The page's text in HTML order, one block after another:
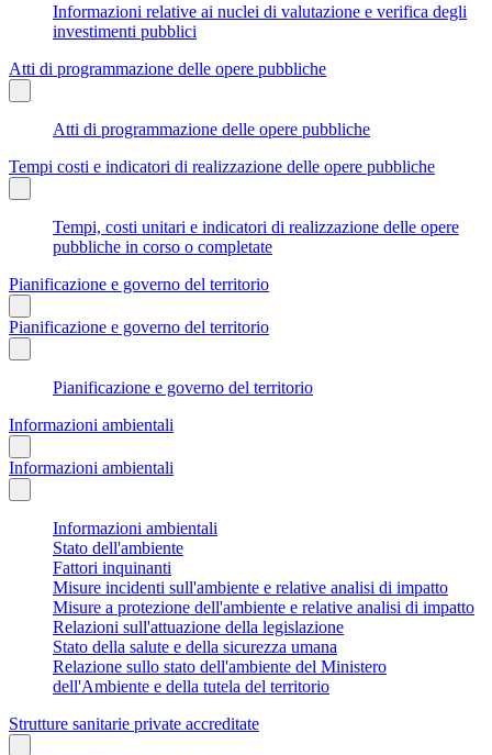
Informazioni relative ai nuclei di valutazione e verifica degli
investimenti pubblici
Atti di programmazione delle opere pubbliche
Atti di programmazione delle opere pubbliche
Tempi costi e indicatori di realizzazione delle opere pubbliche
Tempi, costi unitari e indicatori di realizzazione delle opere
pubbliche in corso o completate
Pianificazione e governo del territorio
Pianificazione e governo del territorio
Pianificazione e governo del territorio
Informazioni ambientali
Informazioni ambientali
Informazioni ambientali
Stato dell'ambiente
Fattori inquinanti
Misure incidenti sull'ambiente e relative analisi di impatto
Misure a protezione dell'ambiente e relative analisi di impatto
Relazioni sull'attuazione della legislazione
Stato della salute e della sicurezza umana
Relazione sullo stato dell'ambiente del Ministero
dell'Ambiente e della tutela del territorio
Strutture sanitarie private accreditate